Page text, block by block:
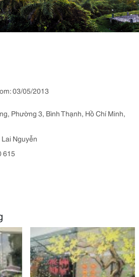
03/05/2013
Phường 3, Bình Thạnh, Hồ Chí Minh,
Nguyễn
615